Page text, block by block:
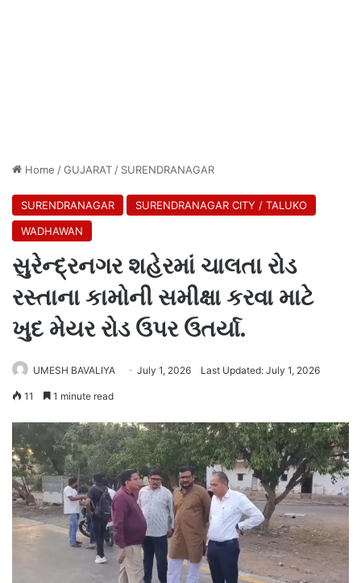
Home /GUJARAT / SURENDRANAGAR
SURENDRANAGAR
SURENDRANAGAR CITY / TALUKO
WADHAWAN
સુરેન્દ્રનગર શહેરમાં ચાલતા રોડ
રસ્તાના કામોની સમીક્ષા કરવા માટે
ખુદ મેયર રોડ ઉપર ઉતર્યા.
UMESH BAVALIYA July 1, 2026 Last Updated: July 1, 2026
11 1 minute read